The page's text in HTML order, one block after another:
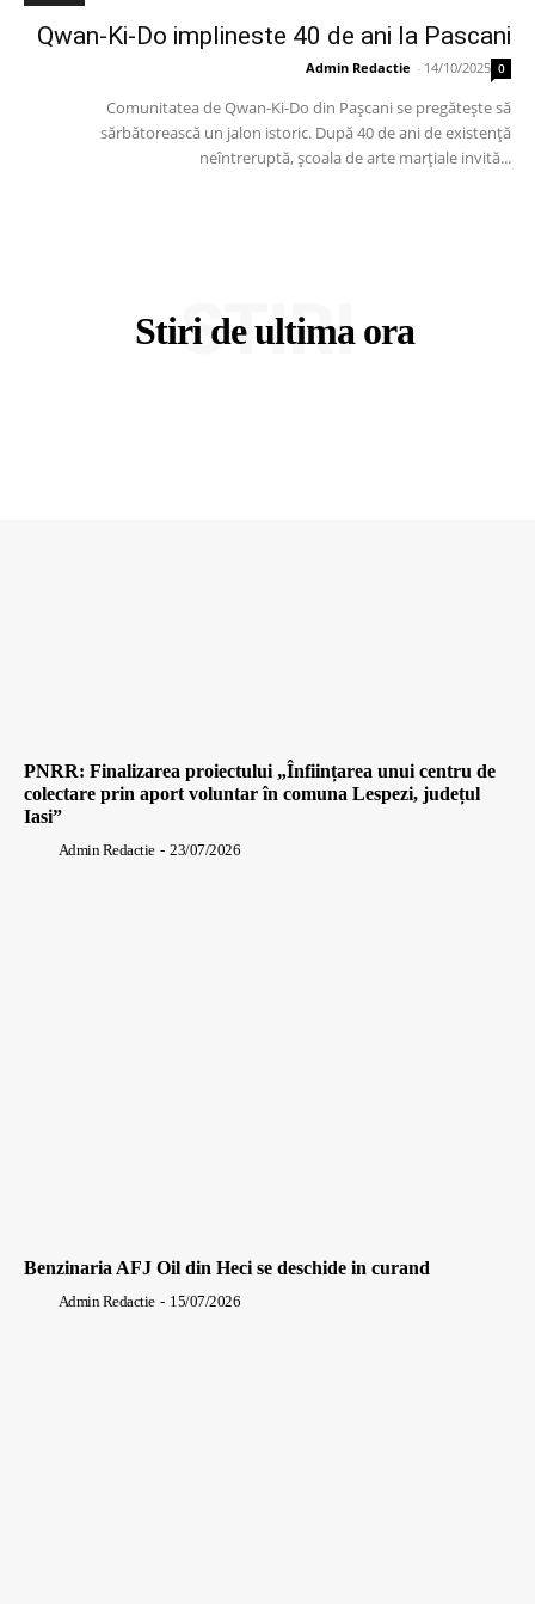
Qwan-Ki-Do implineste 40 de ani la Pascani
Admin Redactie - 14/10/2025 0
Comunitatea de Qwan-Ki-Do din Pașcani se pregătește să
sărbătorească un jalon istoric. După 40 de ani de existență
neîntreruptă, școala de arte marțiale invită...
Stiri de ultima ora
STIRI
PNRR: Finalizarea proiectului „Înființarea unui centru de
colectare prin aport voluntar în comuna Lespezi, județul
Iasi”
Admin Redactie - 23/07/2026
Benzinaria AFJ Oil din Heci se deschide in curand
Admin Redactie - 15/07/2026